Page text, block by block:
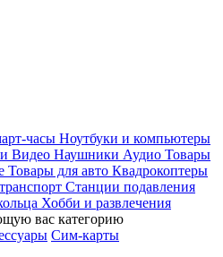
часы Ноутбуки и компьютеры
Видео Наушники Аудио Товары
Товары для авто Квадрокоптеры
Станции подавления
Хобби и развлечения
вас категорию
Сим-карты